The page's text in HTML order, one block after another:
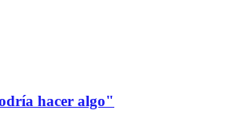
hacer algo"